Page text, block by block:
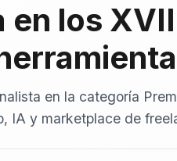
en los
en la categoría
IA y marketplace de